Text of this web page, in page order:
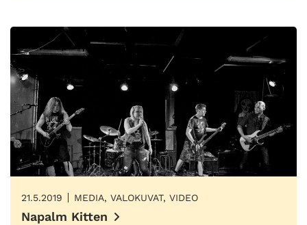
21.5.2019 MEDIA, VALOKUVAT, VIDEO
Napalm Kitten